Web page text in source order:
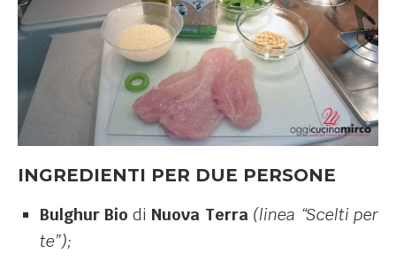
INGREDIENTI PER DUE PERSONE
Bulghur Bio di Nuova Terra (linea “Scelti per
te”);